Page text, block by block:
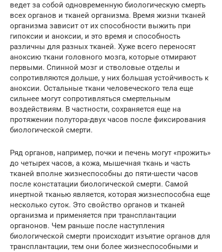
ведет за собой одновременную биологическую смерть
всех органов и тканей организма. Время жизни тканей
организма зависит от их способности выжить при
гипоксии и аноксии, и это время и способность
различны для разных тканей. Хуже всего переносят
аноксию ткани головного мозга, которые отмирают
первыми. Спинной мозг и стволовые отделы и
сопротивляются дольше, у них большая устойчивость к
аноксии. Остальные ткани человеческого тела еще
сильнее могут сопротивляться смертельным
воздействиям. В частности, сохраняется еще на
протяжении полутора-двух часов после фиксирования
биологической смерти.
Ряд органов, например, почки и печень могут «прожить»
до четырех часов, а кожа, мышечная ткань и часть
тканей вполне жизнеспособны до пяти-шести часов
после констатации биологической смерти. Самой
инертной тканью является, которая жизнеспособна еще
несколько суток. Это свойство органов и тканей
организма и применяется при трансплантации
органонов. Чем раньше после наступления
биологической смерти происходит изъятие органов для
трансплантации, тем они более жизнеспособными и